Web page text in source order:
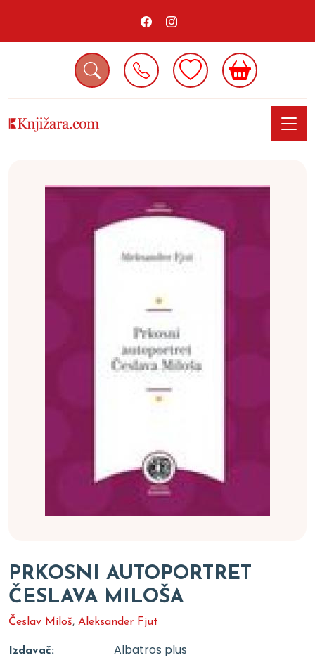
PRKOSNI AUTOPORTRET
ČESLAVA MILOŠA
Česlav Miloš, Aleksander Fjut
Izdavač: Albatros plus